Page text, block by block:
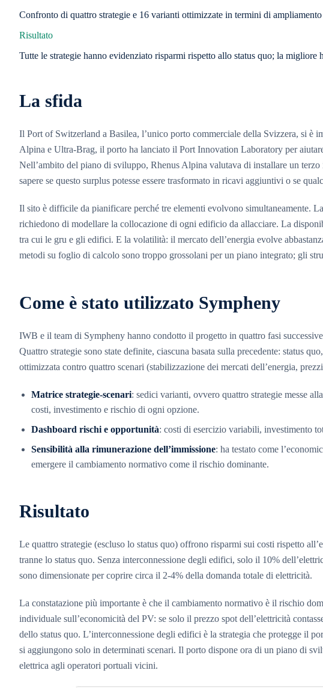
Confronto di quattro strategie e 16 varianti ottimizzate in termini di
Risultato
Tutte le strategie hanno evidenziato risparmi rispetto allo status quo; la
La sfida
Il Port of Switzerland a Basilea, l’unico porto commerciale della Svizzera, si è
Alpina e Ultra-Brag, il porto ha lanciato il Port Innovation Laboratory per
Nell’ambito del piano di sviluppo, Rhenus Alpina valutava di installare un
sapere se questo surplus potesse essere trasformato in ricavi aggiuntivi o se
Il sito è difficile da pianificare perché tre elementi evolvono simultaneamente.
richiedono di modellare la collocazione di ogni edificio da allacciare. La
tra cui le gru e gli edifici. E la volatilità: il mercato dell’energia evolve
metodi su foglio di calcolo sono troppo grossolani per un piano integrato; gli
Come è stato utilizzato Sympheny
IWB e il team di Sympheny hanno condotto il progetto in quattro fasi
Quattro strategie sono state definite, ciascuna basata sulla precedente: status
ottimizzata contro quattro scenari (stabilizzazione dei mercati dell’energia,
Matrice strategie-scenari: sedici varianti, ovvero quattro strategie messe
costi, investimento e rischio di ogni opzione.
Dashboard rischi e opportunità: costi di esercizio variabili, investimento
Sensibilità alla rimunerazione dell’immissione: ha testato come
emergere il cambiamento normativo come il rischio dominante.
Risultato
Le quattro strategie (escluso lo status quo) offrono risparmi sui costi rispetto
tranne lo status quo. Senza interconnessione degli edifici, solo il 10%
sono dimensionate per coprire circa il 2-4% della domanda totale di elettricità.
La constatazione più importante è che il cambiamento normativo è il rischio
individuale sull’economicità del PV: se solo il prezzo spot dell’elettricità
dello status quo. L’interconnessione degli edifici è la strategia che protegge il
si aggiungono solo in determinati scenari. Il porto dispone ora di un piano di
elettrica agli operatori portuali vicini.